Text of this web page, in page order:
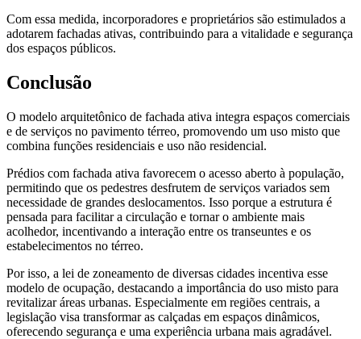
Com essa medida, incorporadores e proprietários são estimulados a
adotarem fachadas ativas, contribuindo para a vitalidade e segurança
dos espaços públicos.
Conclusão
O modelo arquitetônico de fachada ativa integra espaços comerciais
e de serviços no pavimento térreo, promovendo um uso misto que
combina funções residenciais e uso não residencial.
Prédios com fachada ativa favorecem o acesso aberto à população,
permitindo que os pedestres desfrutem de serviços variados sem
necessidade de grandes deslocamentos. Isso porque a estrutura é
pensada para facilitar a circulação e tornar o ambiente mais
acolhedor, incentivando a interação entre os transeuntes e os
estabelecimentos no térreo.
Por isso, a lei de zoneamento de diversas cidades incentiva esse
modelo de ocupação, destacando a importância do uso misto para
revitalizar áreas urbanas. Especialmente em regiões centrais, a
legislação visa transformar as calçadas em espaços dinâmicos,
oferecendo segurança e uma experiência urbana mais agradável.